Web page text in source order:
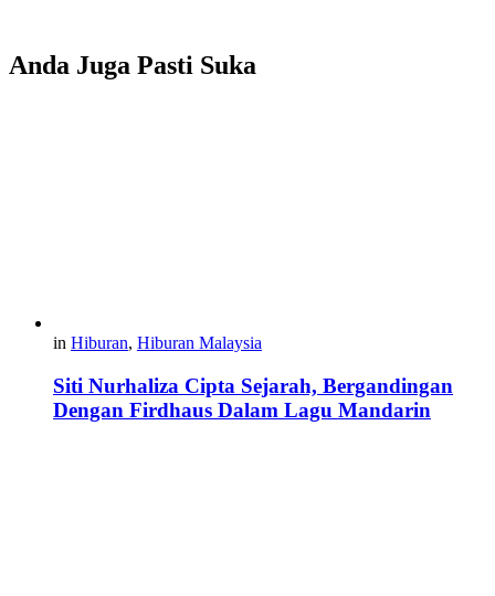
Anda Juga Pasti Suka
in Hiburan, Hiburan Malaysia
Siti Nurhaliza Cipta Sejarah, Bergandingan
Dengan Firdhaus Dalam Lagu Mandarin